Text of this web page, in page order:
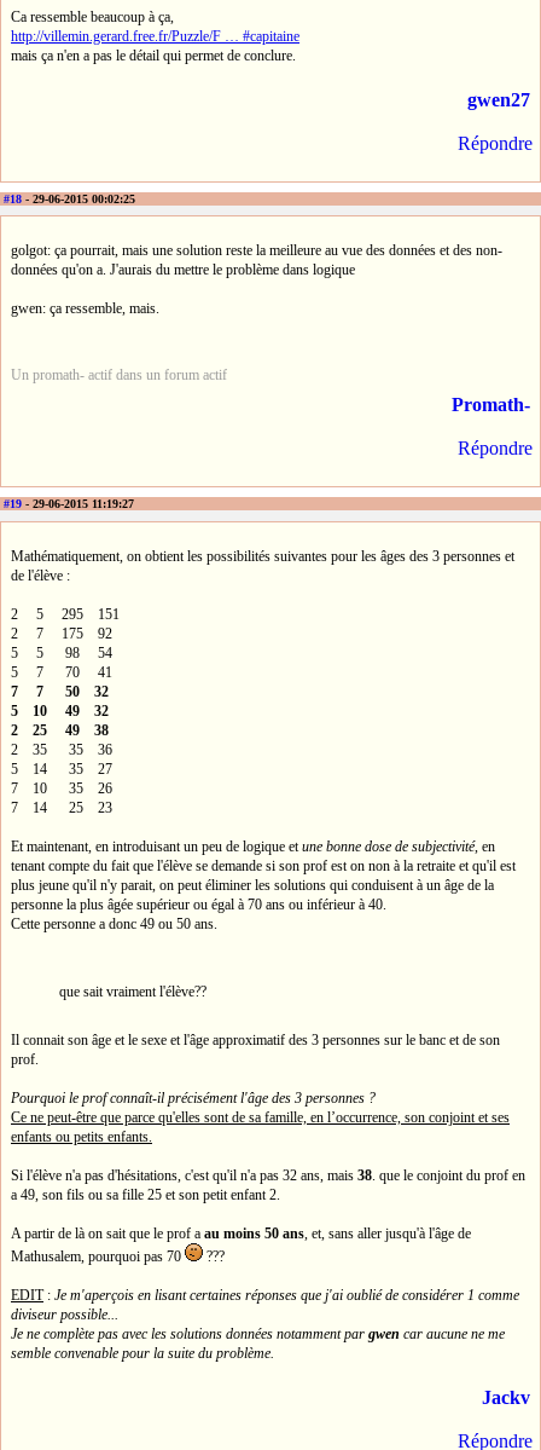
Ca ressemble beaucoup à ça,
http://villemin.gerard.free.fr/Puzzle/F … #capitaine
mais ça n'en a pas le détail qui permet de conclure.
gwen27
Répondre
#18 - 29-06-2015 00:02:25
golgot: ça pourrait, mais une solution reste la meilleure au vue des données et des non-
données qu'on a. J'aurais du mettre le problème dans logique
gwen: ça ressemble, mais.
Un promath- actif dans un forum actif
Promath-
Répondre
#19 - 29-06-2015 11:19:27
Mathématiquement, on obtient les possibilités suivantes pour les âges des 3 personnes et
de l'élève :
2 5 295 151
2 7 175 92
5 5 98 54
5 7 70 41
7 7 50 32
5 10 49 32
2 25 49 38
2 35 35 36
5 14 35 27
7 10 35 26
7 14 25 23
Et maintenant, en introduisant un peu de logique et une bonne dose de subjectivité, en
tenant compte du fait que l'élève se demande si son prof est on non à la retraite et qu'il est
plus jeune qu'il n'y parait, on peut éliminer les solutions qui conduisent à un âge de la
personne la plus âgée supérieur ou égal à 70 ans ou inférieur à 40.
Cette personne a donc 49 ou 50 ans.
que sait vraiment l'élève??
Il connait son âge et le sexe et l'âge approximatif des 3 personnes sur le banc et de son
prof.
Pourquoi le prof connaît-il précisément l'âge des 3 personnes ?
Ce ne peut-être que parce qu'elles sont de sa famille, en l’occurrence, son conjoint et ses
enfants ou petits enfants.
Si l'élève n'a pas d'hésitations, c'est qu'il n'a pas 32 ans, mais 38 . que le conjoint du prof en
a 49, son fils ou sa fille 25 et son petit enfant 2.
A partir de là on sait que le prof a au moins 50 ans , et, sans aller jusqu'à l'âge de
Mathusalem, pourquoi pas 70
???
EDIT: Je m'aperçois en lisant certaines réponses que j'ai oublié de considérer 1 comme
diviseur possible...
Je ne complète pas avec les solutions données notamment par gwen car aucune ne me
semble convenable pour la suite du problème.
Jackv
Répondre